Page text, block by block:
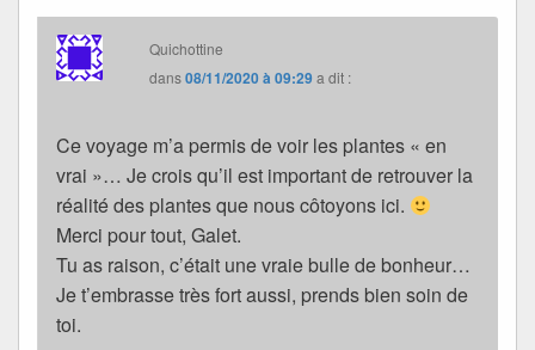
Quichottine
dans08/11/2020 à 09:29a dit :
Ce voyage m’a permis de voir les plantes « en
vrai »… Je crois qu’il est important de retrouver la
réalité des plantes que nous côtoyons ici.
Merci pour tout, Galet.
Tu as raison, c’était une vraie bulle de bonheur…
Je t’embrasse très fort aussi, prends bien soin de
toi.